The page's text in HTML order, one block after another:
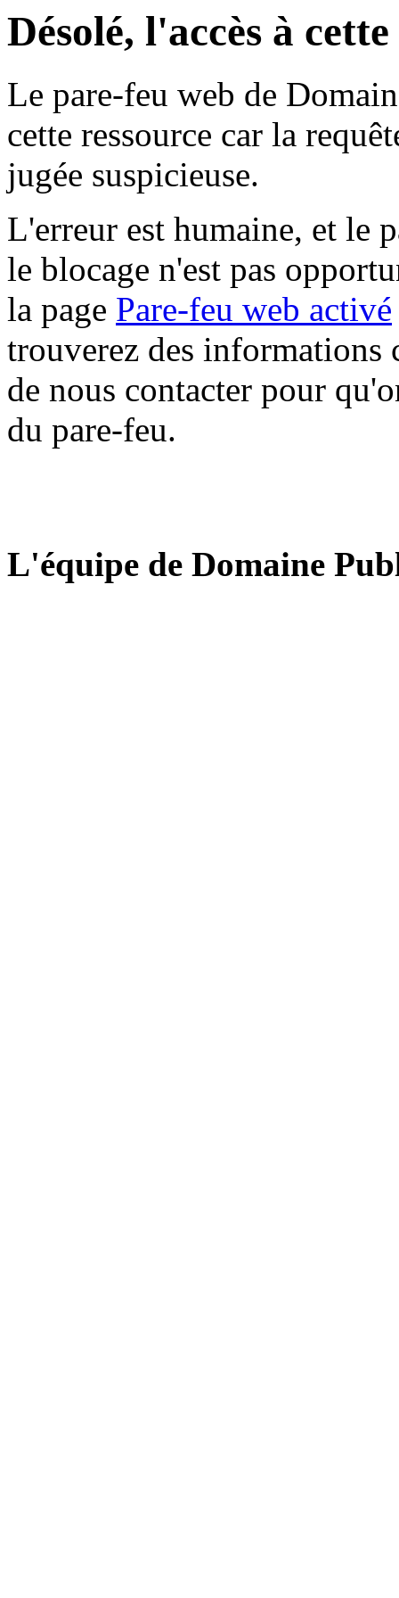
Désolé, l'accès à
Le pare-feu web de
cette ressource car la
jugée suspicieuse.
L'erreur est humaine, et le
le blocage n'est pas
la page Pare-feu web activé
trouverez des informations
de nous contacter pour
du pare-feu.
L'équipe de Domaine